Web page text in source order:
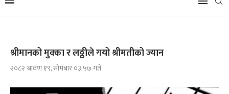
श्रीमानको मुक्का र लठ्ठीले गयो श्रीमतीको ज्यान
२०८२ श्रावण १९, सोमबार ०३:५७ गते